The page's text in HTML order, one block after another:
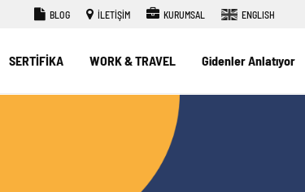
BLOG İLETİŞİM KURUMSAL ENGLISH
SERTİFİKA WORK & TRAVEL Gidenler Anlatıyor